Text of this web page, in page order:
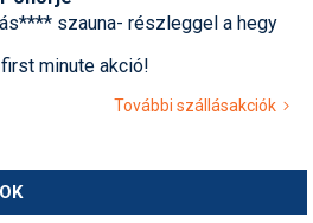
szauna- részleggel a hegy
minute akció!
További szállásakciók